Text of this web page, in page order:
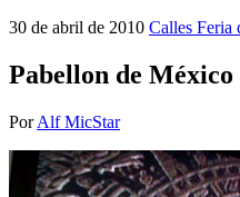
30 de abril de 2010 Calles Feria
Pabellon de
PorAlf MicStar